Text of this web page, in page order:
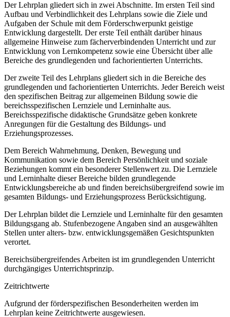
Der Lehrplan gliedert sich in zwei Abschnitte. Im ersten Teil sind
Aufbau und Verbindlichkeit des Lehrplans sowie die Ziele und
Aufgaben der Schule mit dem Förderschwerpunkt geistige
Entwicklung dargestellt. Der erste Teil enthält darüber hinaus
allgemeine Hinweise zum fächerverbindenden Unterricht und zur
Entwicklung von Lernkompetenz sowie eine Übersicht über alle
Bereiche des grundlegenden und fachorientierten Unterrichts.
Der zweite Teil des Lehrplans gliedert sich in die Bereiche des
grundlegenden und fachorientierten Unterrichts. Jeder Bereich weist
den spezifischen Beitrag zur allgemeinen Bildung sowie die
bereichsspezifischen Lernziele und Lerninhalte aus.
Bereichsspezifische didaktische Grundsätze geben konkrete
Anregungen für die Gestaltung des Bildungs- und
Erziehungsprozesses.
Dem Bereich Wahrnehmung, Denken, Bewegung und
Kommunikation sowie dem Bereich Persönlichkeit und soziale
Beziehungen kommt ein besonderer Stellenwert zu. Die Lernziele
und Lerninhalte dieser Bereiche bilden grundlegende
Entwicklungsbereiche ab und finden bereichsübergreifend sowie im
gesamten Bildungs- und Erziehungsprozess Berücksichtigung.
Der Lehrplan bildet die Lernziele und Lerninhalte für den gesamten
Bildungsgang ab. Stufenbezogene Angaben sind an ausgewählten
Stellen unter alters- bzw. entwicklungsgemäßen Gesichtspunkten
verortet.
Bereichsübergreifendes Arbeiten ist im grundlegenden Unterricht
durchgängiges Unterrichtsprinzip.
Zeitrichtwerte
Aufgrund der förderspezifischen Besonderheiten werden im
Lehrplan keine Zeitrichtwerte ausgewiesen.